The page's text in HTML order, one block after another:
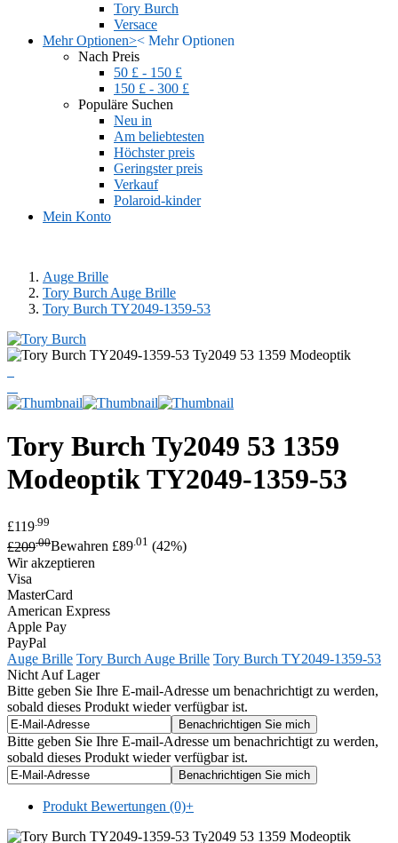
Tory Burch
Versace
Mehr Optionen>< Mehr Optionen
Nach Preis
50 £ - 150 £
150 £ - 300 £
Populäre Suchen
Neu in
Am beliebtesten
Höchster preis
Geringster preis
Verkauf
Polaroid-kinder
Mein Konto
Auge Brille
Tory Burch Auge Brille
Tory Burch TY2049-1359-53
Tory BurchTy2049 53 1359
ModeoptikTY2049-1359-53
£119 .99
£209.00Bewahren £89.01 (42%)
Wir akzeptieren
Visa
MasterCard
American Express
Apple Pay
PayPal
Auge Brille Tory Burch Auge Brille Tory Burch TY2049-1359-53
Nicht Auf Lager
Bitte geben Sie Ihre E-mail-Adresse um benachrichtigt zu werden,
sobald dieses Produkt wieder verfügbar ist.
Bitte geben Sie Ihre E-mail-Adresse um benachrichtigt zu werden,
sobald dieses Produkt wieder verfügbar ist.
Produkt Bewertungen (0)+